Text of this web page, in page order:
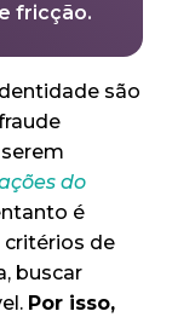
fricção.
são
do
é
de
buscar
Por isso,